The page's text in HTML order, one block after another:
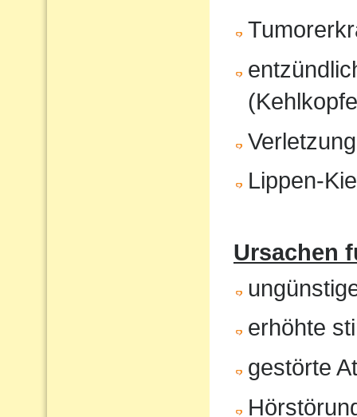
Lippen-
Ursachen
erhöhte
gestörte